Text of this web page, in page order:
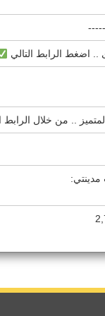
.. اضغط الرابط التالي
.. من خلال الرابط